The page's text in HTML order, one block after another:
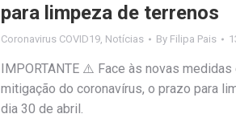
para limpeza de terrenos
Coronavirus COVID19, Notícias By Filipa Pais
IMPORTANTE ⚠️ Face às novas
mitigação do coronavírus, o prazo para
dia 30 de abril.